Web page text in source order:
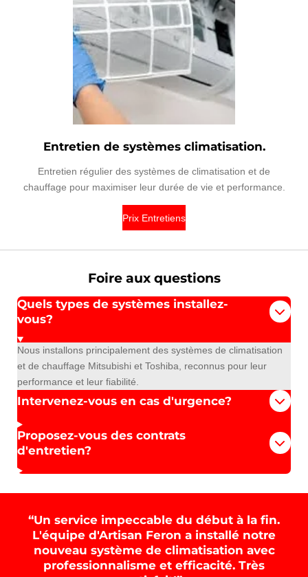
Entretien de systèmes climatisation.
Entretien régulier des systèmes de climatisation et de
chauffage pour maximiser leur durée de vie et performance.
Prix Entretiens
Foire aux questions
Quels types de systèmes installez-
vous?
Nous installons principalement des systèmes de climatisation
et de chauffage Mitsubishi et Toshiba, reconnus pour leur
performance et leur fiabilité.
Intervenez-vous en cas d'urgence?
Proposez-vous des contrats
d'entretien?
“Un service impeccable du début à la fin.
L'équipe d'Artisan Feron a installé notre
nouveau système de climatisation avec
professionnalisme et efficacité. Très